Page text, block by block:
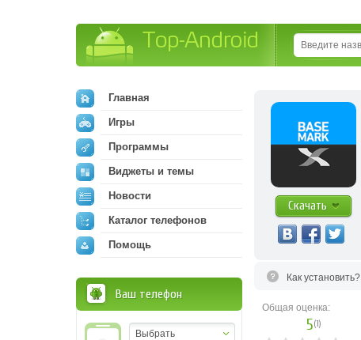
Скачать
Как установить?
Общая оценка:
5(1)
Главная
Игры
Программы
Виджеты и темы
Новости
Каталог телефонов
Помощь
Ваш телефон
Выбрать